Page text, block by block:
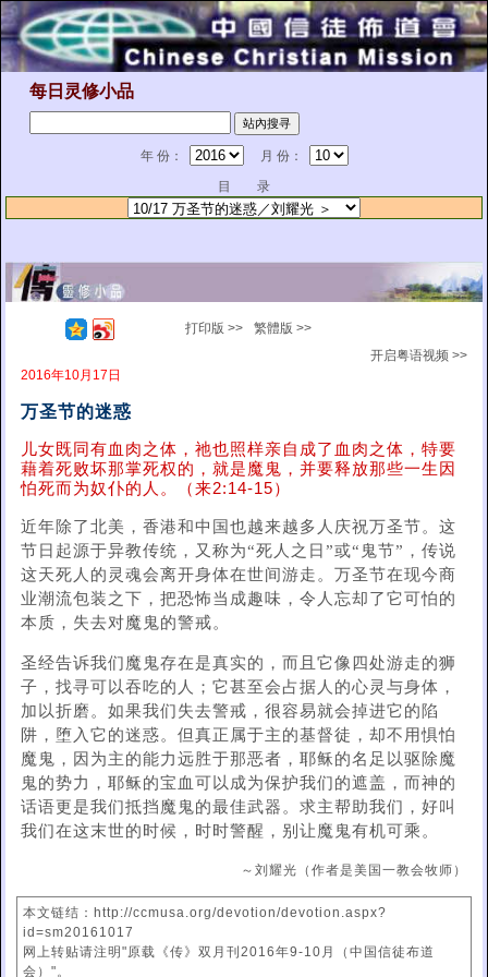
每日灵修小品
年 份：
月 份：
目 录
打印版 >>
繁體版 >>
开启粤语视频 >>
2016年10月17日
万圣节的迷惑
儿女既同有血肉之体，祂也照样亲自成了血肉之体，特要
藉着死败坏那掌死权的，就是魔鬼，并要释放那些一生因
怕死而为奴仆的人。（来2:14-15）
近年除了北美，香港和中国也越来越多人庆祝万圣节。这
节日起源于异教传统，又称为“死人之日”或“鬼节”，传说
这天死人的灵魂会离开身体在世间游走。万圣节在现今商
业潮流包装之下，把恐怖当成趣味，令人忘却了它可怕的
本质，失去对魔鬼的警戒。
圣经告诉我们魔鬼存在是真实的，而且它像四处游走的狮
子，找寻可以吞吃的人；它甚至会占据人的心灵与身体，
加以折磨。如果我们失去警戒，很容易就会掉进它的陷
阱，堕入它的迷惑。但真正属于主的基督徒，却不用惧怕
魔鬼，因为主的能力远胜于那恶者，耶稣的名足以驱除魔
鬼的势力，耶稣的宝血可以成为保护我们的遮盖，而神的
话语更是我们抵挡魔鬼的最佳武器。求主帮助我们，好叫
我们在这末世的时候，时时警醒，别让魔鬼有机可乘。
～刘耀光（作者是美国一教会牧师）
本文链结：http://ccmusa.org/devotion/devotion.aspx?
id=sm20161017
网上转贴请注明"原载《传》双月刊2016年9-10月（中国信徒布道
会）"。